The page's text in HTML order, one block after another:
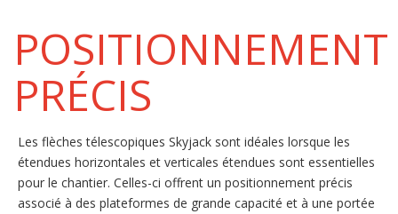
POSITIONNEMENT
PRÉCIS
Les flèches télescopiques Skyjack sont idéales lorsque les
étendues horizontales et verticales étendues sont essentielles
pour le chantier. Celles-ci offrent un positionnement précis
associé à des plateformes de grande capacité et à une portée